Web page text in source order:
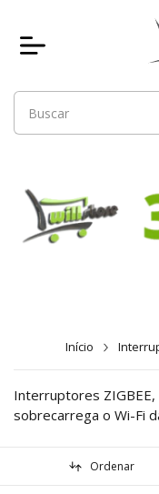
Início
Interruptores ZIGBEE,
sobrecarrega o Wi-Fi
Ordenar